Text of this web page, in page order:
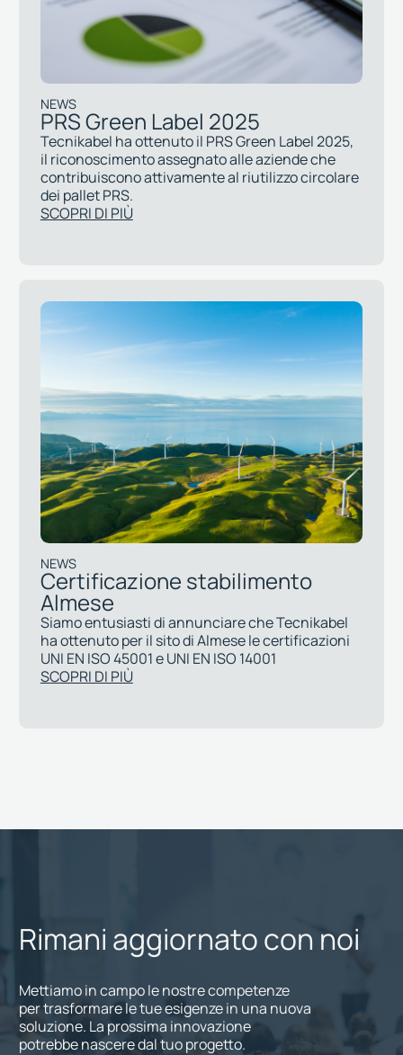
NEWS
PRS Green Label 2025
Tecnikabel ha ottenuto il PRS Green Label 2025,
il riconoscimento assegnato alle aziende che
contribuiscono attivamente al riutilizzo circolare
dei pallet PRS.
SCOPRI DI PIÙ
NEWS
Certificazione stabilimento
Almese
Siamo entusiasti di annunciare che Tecnikabel
ha ottenuto per il sito di Almese le certificazioni
UNI EN ISO 45001 e UNI EN ISO 14001
SCOPRI DI PIÙ
Rimani aggiornato con noi
Mettiamo in campo le nostre competenze
per trasformare le tue esigenze in una nuova
soluzione. La prossima innovazione
potrebbe nascere dal tuo progetto.